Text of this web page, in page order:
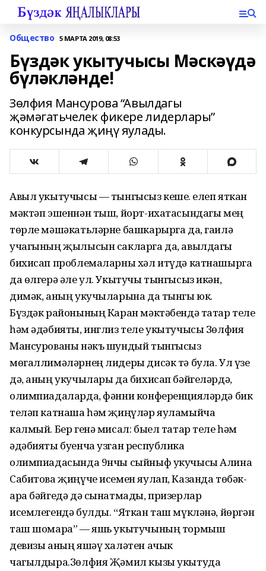
Общество 5 МАРТА 2019, 08:53
Бүздәк укытучысы Мәскәүдә
бүләкләнде!
Зөлфия Мансурова “Авылдагы
җәмәгатьчелек фикере лидерлары”
конкурсында җиңү яулады.
Авыл укытучысы — тынгысыз кеше. Өелеп яткан
мәктәп эшеннән тыш, йорт-ихатасындагы мең
төрле мәшәкатьләрне башкарырга да, гаилә
учагының җылысын сакларга да, авылдагы
бихисап проблемаларны хәл итүдә катнашырга
да өлгерә әле ул. Укытучы тынгысыз икән,
димәк, аның укучыларына да тынгы юк.
Бүздәк районының Каран мәктә­бендә татар теле
һәм әдәбияты, инглиз теле укытучысы Зөлфия
Мансурованы нәкъ шундый тынгысыз
мөгаллимәләрнең лидеры дисәк тә була. Ул үзе
дә, аның укучылары да бихисап бәйгеләрдә,
олимпиадаларда, фәнни кон­ференцияләрдә бик
те­ләп катнаша һәм җиңүләр яуламыйча
калмый. Бер генә мисал: быел татар теле һәм
әдәбияты буенча узган республика
олимпиадасында 9нчы сыйныф укучысы Алина
Сабитова җиңүче исемен яулап, Казанда төбәк-
ара бәйгедә дә сынатмады, призерлар
исемлегендә булды. “Яткан таш мүклә­нә, йөргән
таш шомара” — яшь укытучының тормыш
девизы аның яшәү халәтен ачык
чагылдыра.Зөлфия Җәмил кызы укытуда